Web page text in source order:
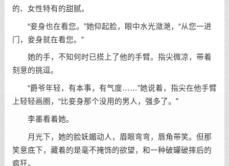
的、女性特有的甜腻。
“妾身也在看您。”她仰起脸，眼中水光潋滟，“从您一进
门，妾身就在看您。”
她的手，不知何时已搭上了他的手臂。指尖微凉，带着
刻意的挑逗。
“爵爷年轻，有本事，有气度……”她说着，指尖在他手臂
上轻轻画圈，“比妾身那个没用的男人，强多了。”
李墨看着她。
月光下，她的脸妩媚动人，眉眼弯弯，唇角带笑。但那
笑意底下，藏着的是毫不掩饰的欲望，和一种破罐破摔后的
疯狂。